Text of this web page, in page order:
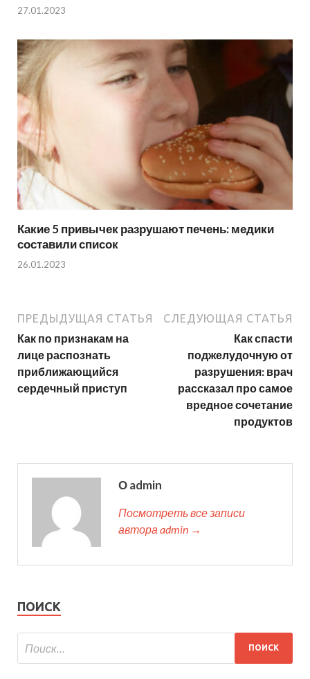
27.01.2023
Какие 5 привычек разрушают печень: медики
составили список
26.01.2023
ПРЕДЫДУЩАЯ СТАТЬЯ
Как по признакам на
лице распознать
приближающийся
сердечный приступ
СЛЕДУЮЩАЯ СТАТЬЯ
Как спасти
поджелудочную от
разрушения: врач
рассказал про самое
вредное сочетание
продуктов
О admin
Посмотреть все записи
автора admin →
ПОИСК